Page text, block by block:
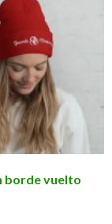
borde vuelto